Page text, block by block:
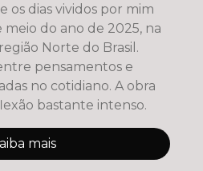
os dias vividos por mim
do ano de 2025, na
Norte do Brasil.
pensamentos e
no cotidiano. A obra
bastante intenso.
mais